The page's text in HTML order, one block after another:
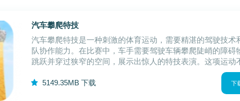
汽车攀爬特技
汽车攀爬特技是一种刺激的体育运动，需要精湛的驾驶技术
队协作能力。在比赛中，车手需要驾驶车辆攀爬陡峭的障碍
跳跃并穿过狭窄的空间，展示出惊人的特技表演。这项运动
要求车手的勇气和技巧，还需要车辆的稳定性和耐用性。汽
爬特技游戏玩法1.选择和定制车辆：玩
5149.35MB 下载 下